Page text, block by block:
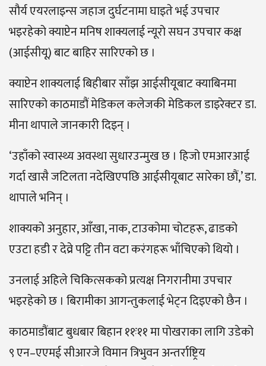
सौर्य एयरलाइन्स जहाज दुर्घटनामा घाइते भई उपचार
भइरहेको क्याप्टेन मनिष शाक्यलाई न्यूरो सघन उपचार कक्ष
(आईसीयू) बाट बाहिर सारिएको छ ।
क्याप्टेन शाक्यलाई बिहीबार साँझ आईसीयूबाट क्याबिनमा
सारिएको काठमाडौं मेडिकल कलेजकी मेडिकल डाइरेक्टर डा.
मीना थापाले जानकारी दिइन् ।
‘उहाँको स्वास्थ्य अवस्था सुधारउन्मुख छ । हिजो एमआरआई
गर्दा खासै जटिलता नदेखिएपछि आईसीयूबाट सारेका छौं,’ डा.
थापाले भनिन् ।
शाक्यको अनुहार, आँखा, नाक, टाउकोमा चोटहरू, ढाडको
एउटा हडी र देव्रे पट्टि तीन वटा करंगहरू भाँचिएको थियो ।
उनलाई अहिले चिकित्सकको प्रत्यक्ष निगरानीमा उपचार
भइरहेको छ । बिरामीका आगन्तुकलाई भेट्न दिइएको छैन ।
काठमाडौंबाट बुधबार बिहान ११ः११ मा पोखराका लागि उडेको
९ एन–एएमई सीआरजे विमान त्रिभुवन अन्तर्राष्ट्रिय